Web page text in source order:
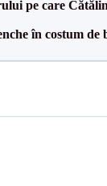
pe care
în costum de